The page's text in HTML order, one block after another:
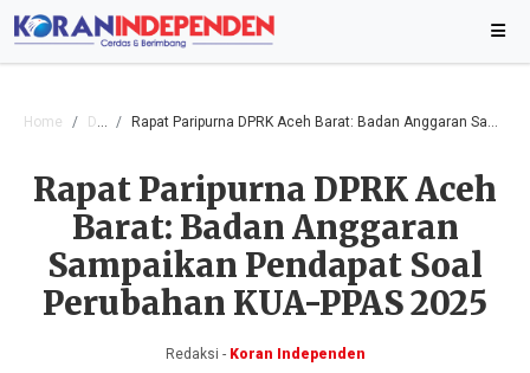
Home Daerah Rapat Paripurna DPRK Aceh Barat: Badan Anggaran Sampaikan Pendapat Soal Perubahan KUA-PPAS 2025
Rapat Paripurna DPRK Aceh
Barat: Badan Anggaran
Sampaikan Pendapat Soal
Perubahan KUA-PPAS 2025
Redaksi -Koran Independen